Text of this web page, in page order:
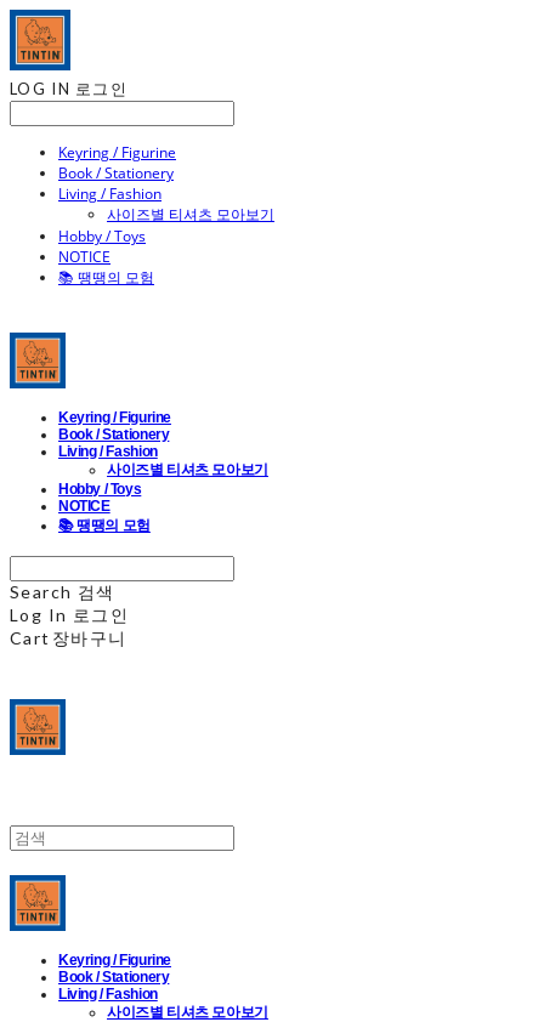
LOG IN 로그인
Keyring / Figurine
Book / Stationery
Living / Fashion
사이즈별 티셔츠 모아보기
Hobby / Toys
NOTICE
📚 땡땡의 모험
Keyring / Figurine
Book / Stationery
Living / Fashion
사이즈별 티셔츠 모아보기
Hobby / Toys
NOTICE
📚 땡땡의 모험
Search 검색
Log In 로그인
Cart 장바구니
Keyring / Figurine
Book / Stationery
Living / Fashion
사이즈별 티셔츠 모아보기